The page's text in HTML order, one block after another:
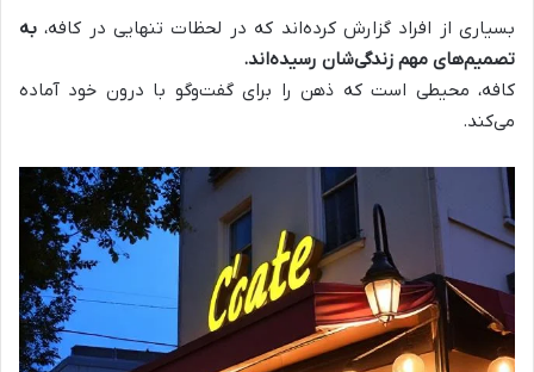
بسیاری از افراد گزارش کرده‌اند که در لحظات تنهایی در کافه، به
تصمیم‌های مهم زندگی‌شان رسیده‌اند.
کافه، محیطی است که ذهن را برای گفت‌وگو با درون خود آماده
می‌کند.